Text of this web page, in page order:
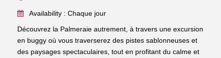
Availability : Chaque jour
Découvrez la Palmeraie autrement, à travers une excursion
en buggy où vous traverserez des pistes sablonneuses et
des paysages spectaculaires, tout en profitant du calme et